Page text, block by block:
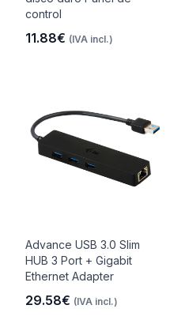
control
11.88€ (IVA incl.)
Advance USB 3.0 Slim
HUB 3 Port + Gigabit
Ethernet Adapter
29.58€ (IVA incl.)